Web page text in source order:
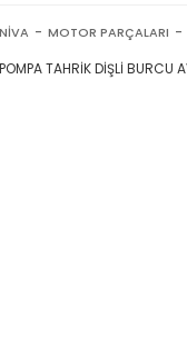
NİVA MOTOR PARÇALARI